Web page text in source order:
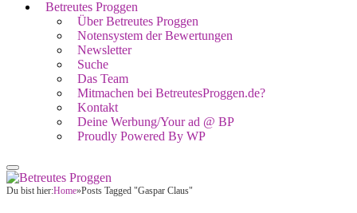
Betreutes Proggen
Über Betreutes Proggen
Notensystem der Bewertungen
Newsletter
Suche
Das Team
Mitmachen bei BetreutesProggen.de?
Kontakt
Deine Werbung/Your ad @ BP
Proudly Powered By WP
Du bist hier:Home»Posts Tagged "Gaspar Claus"